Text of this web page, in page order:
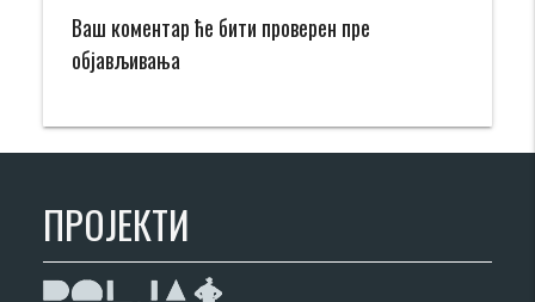
Ваш коментар ће бити проверен пре
објављивања
ПРОЈЕКТИ